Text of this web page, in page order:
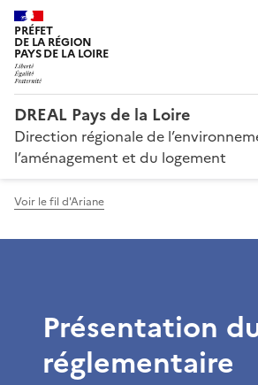
PRÉFET
DE LA RÉGION
PAYS DE LA LOIRE
DREAL Pays de la Loire
Direction régionale de
l’aménagement et du logement
Voir le fil d'Ariane
Présentation
réglementaire